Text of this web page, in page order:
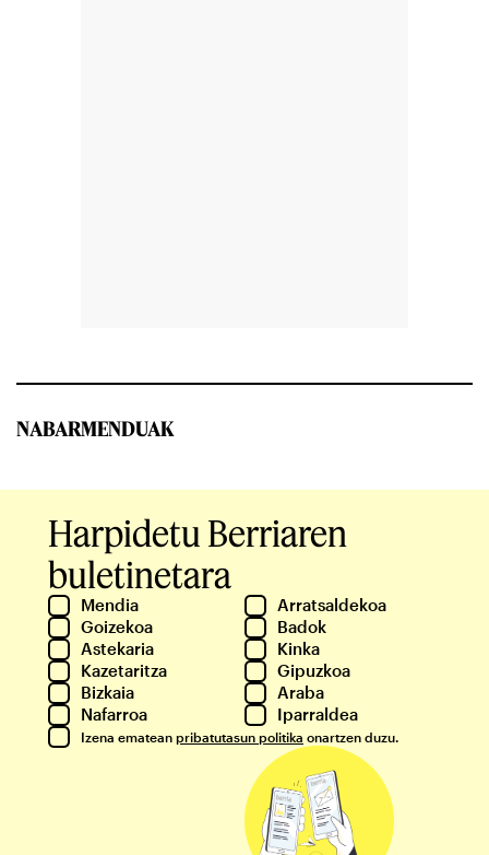
NABARMENDUAK
Harpidetu Berriaren
buletinetara
Mendia
Arratsaldekoa
Goizekoa
Badok
Astekaria
Kinka
Kazetaritza
Gipuzkoa
Bizkaia
Araba
Nafarroa
Iparraldea
Izena ematean pribatutasun politika onartzen duzu.